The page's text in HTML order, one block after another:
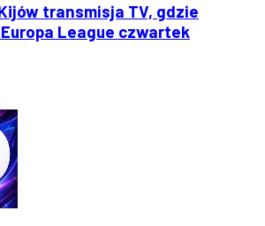
transmisja TV, gdzie
League czwartek